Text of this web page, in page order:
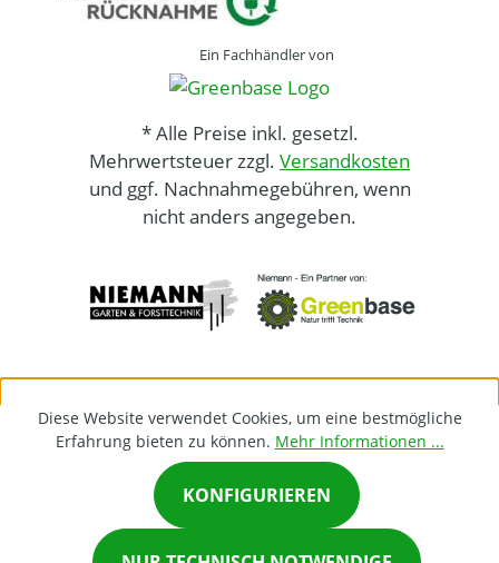
×
Ein Fachhändler von
* Alle Preise inkl. gesetzl.
Mehrwertsteuer zzgl. Versandkosten
und ggf. Nachnahmegebühren, wenn
nicht anders angegeben.
Diese Website verwendet Cookies, um eine bestmögliche
Erfahrung bieten zu können. Mehr Informationen ...
KONFIGURIEREN